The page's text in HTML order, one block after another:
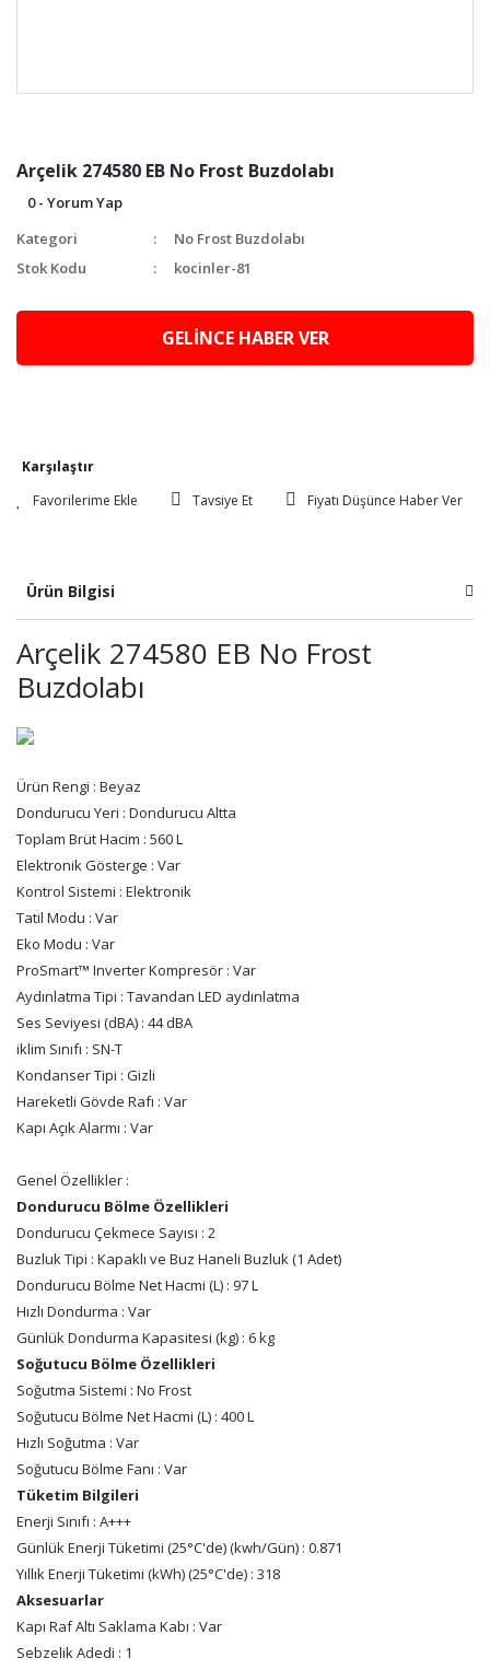
Arçelik 274580 EB No Frost Buzdolabı
0 - Yorum Yap
Kategori
No Frost Buzdolabı
Stok Kodu
kocinler-81
GELİNCE HABER VER
Karşılaştır
Tavsiye Et
Fiyatı Düşünce Haber Ver
Ürün Bilgisi
Arçelik 274580 EB No Frost
Buzdolabı
Ürün Rengi : Beyaz
Dondurucu Yeri : Dondurucu Altta
Toplam Brüt Hacim : 560 L
Elektronik Gösterge : Var
Kontrol Sistemi : Elektronik
Tatil Modu : Var
Eko Modu : Var
ProSmart™ Inverter Kompresör : Var
Aydınlatma Tipi : Tavandan LED aydınlatma
Ses Seviyesi (dBA) : 44 dBA
iklim Sınıfı : SN-T
Kondanser Tipi : Gizli
Hareketli Gövde Rafı : Var
Kapı Açık Alarmı : Var
Genel Özellikler :
Dondurucu Bölme Özellikleri
Dondurucu Çekmece Sayısı : 2
Buzluk Tipi : Kapaklı ve Buz Haneli Buzluk (1 Adet)
Dondurucu Bölme Net Hacmi (L) : 97 L
Hızlı Dondurma : Var
Günlük Dondurma Kapasitesi (kg) : 6 kg
Soğutucu Bölme Özellikleri
Soğutma Sistemi : No Frost
Soğutucu Bölme Net Hacmi (L) : 400 L
Hızlı Soğutma : Var
Soğutucu Bölme Fanı : Var
Tüketim Bilgileri
Enerji Sınıfı : A+++
Günlük Enerji Tüketimi (25°C'de) (kwh/Gün) : 0.871
Yıllık Enerji Tüketimi (kWh) (25°C'de) : 318
Aksesuarlar
Kapı Raf Altı Saklama Kabı : Var
Sebzelik Adedi : 1